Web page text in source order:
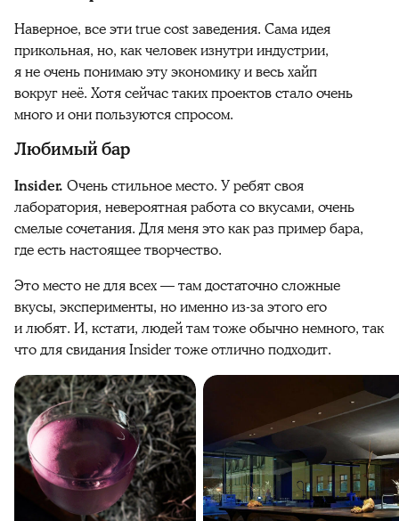
Наверное, все эти true cost заведения. Сама идея
прикольная, но, как человек изнутри индустрии,
я не очень понимаю эту экономику и весь хайп
вокруг неё. Хотя сейчас таких проектов стало очень
много и они пользуются спросом.
Любимый бар
Insider. Очень стильное место. У ребят своя
лаборатория, невероятная работа со вкусами, очень
смелые сочетания. Для меня это как раз пример бара,
где есть настоящее творчество.
Это место не для всех — там достаточно сложные
вкусы, эксперименты, но именно из-за этого его
и любят. И, кстати, людей там тоже обычно немного, так
что для свидания Insider тоже отлично подходит.